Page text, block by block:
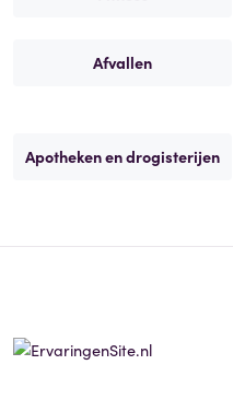
Afvallen
Apotheken en drogisterijen